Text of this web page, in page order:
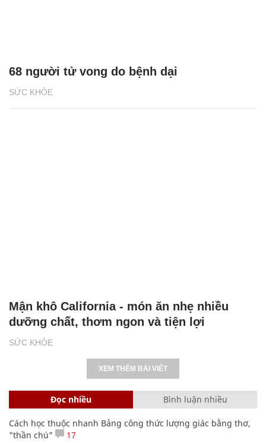
SỨC KHỎE
68 người tử vong do bệnh dại
SỨC KHỎE
Mận khô California - món ăn nhẹ nhiều
dưỡng chất, thơm ngon và tiện lợi
XEM THÊM BÀI VIẾT
Đọc nhiều Bình luận nhiều
Cách học thuộc nhanh Bảng công thức lượng giác bằng thơ,
"thần chú"
17